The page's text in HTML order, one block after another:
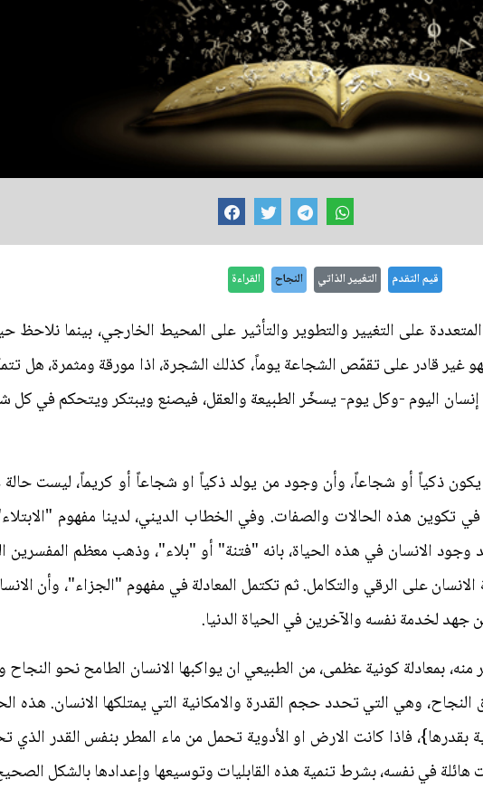
قيم التقدم التغيير الذاتي النجاح القراءة
على التغيير والتطوير والتأثير على المحيط الخارجي، بينما نلاحظ
قادر على تقمّص الشجاعة يوماً، كذلك الشجرة، اذا مورقة ومثمرة، هل
إنسان اليوم -وكل يوم- يسخّر الطبيعة والعقل، فيصنع ويبتكر ويتحكم في
ذكياً أو شجاعاً، وأن وجود من يولد ذكياً او شجاعاً أو كريماً، ليست حالة
في تكوين هذه الحالات والصفات. وفي الخطاب الديني، لدينا مفهوم
وجود الانسان في هذه الحياة، بانه "فتنة" أو "بلاء"، وذهب معظم المفسرين
الانسان على الرقي والتكامل. ثم تكتمل المعادلة في مفهوم "الجزاء"، وأن
جهد لخدمة نفسه والآخرين في الحياة الدنيا.
بمعادلة كونية عظمى، من الطبيعي ان يواكبها الانسان الطامح نحو النجاح
وهي التي تحدد حجم القدرة والامكانية التي يمتلكها الانسان. هذه
بقدرها}، فاذا كانت الارض او الأدوية تحمل من ماء المطر بنفس القدر الذي
هائلة في نفسه، بشرط تنمية هذه القابليات وتوسيعها وإعدادها بالشكل